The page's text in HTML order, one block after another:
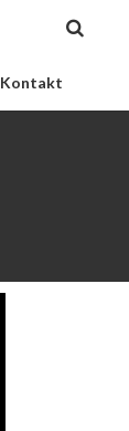
Kontakt